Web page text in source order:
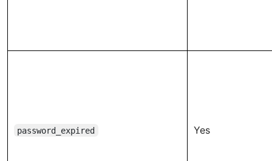
password_expired Yes